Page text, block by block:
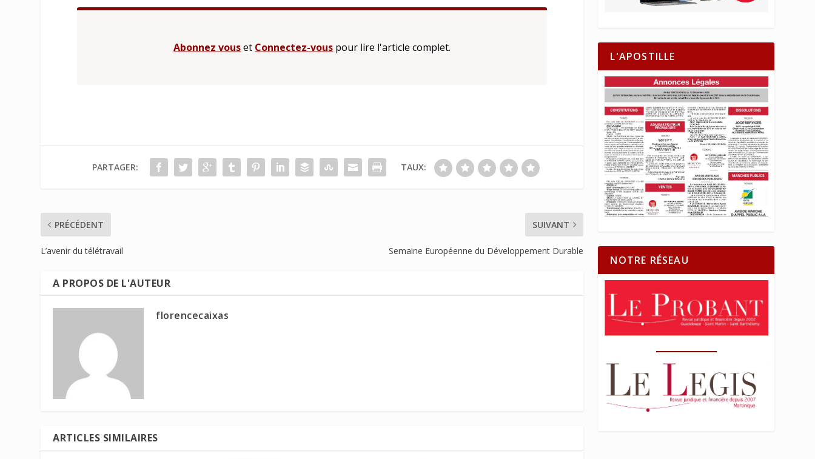
Abonnez vouset Connectez-vous pour lire l'article complet.
PARTAGER: TAUX:
PRÉCÉDENT
L’avenir du télétravail
SUIVANT
Semaine Européenne du Développement Durable
A PROPOS DE L'AUTEUR
florencecaixas
ARTICLES SIMILAIRES
L'APOSTILLE
NOTRE RÉSEAU